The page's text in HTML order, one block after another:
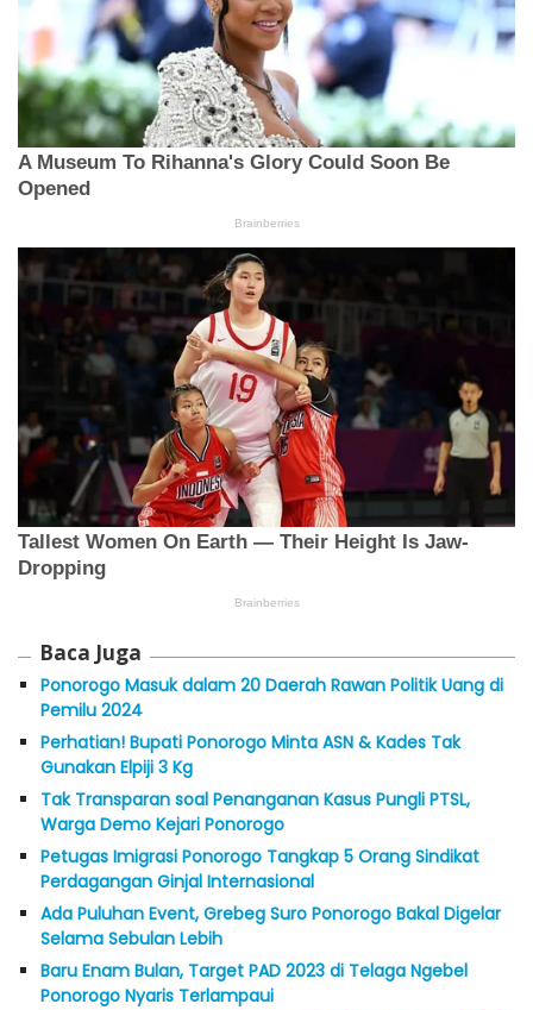
Baca Juga
Ponorogo Masuk dalam 20 Daerah Rawan Politik Uang di
Pemilu 2024
Perhatian! Bupati Ponorogo Minta ASN & Kades Tak
Gunakan Elpiji 3 Kg
Tak Transparan soal Penanganan Kasus Pungli PTSL,
Warga Demo Kejari Ponorogo
Petugas Imigrasi Ponorogo Tangkap 5 Orang Sindikat
Perdagangan Ginjal Internasional
Ada Puluhan Event, Grebeg Suro Ponorogo Bakal Digelar
Selama Sebulan Lebih
Baru Enam Bulan, Target PAD 2023 di Telaga Ngebel
Ponorogo Nyaris Terlampaui